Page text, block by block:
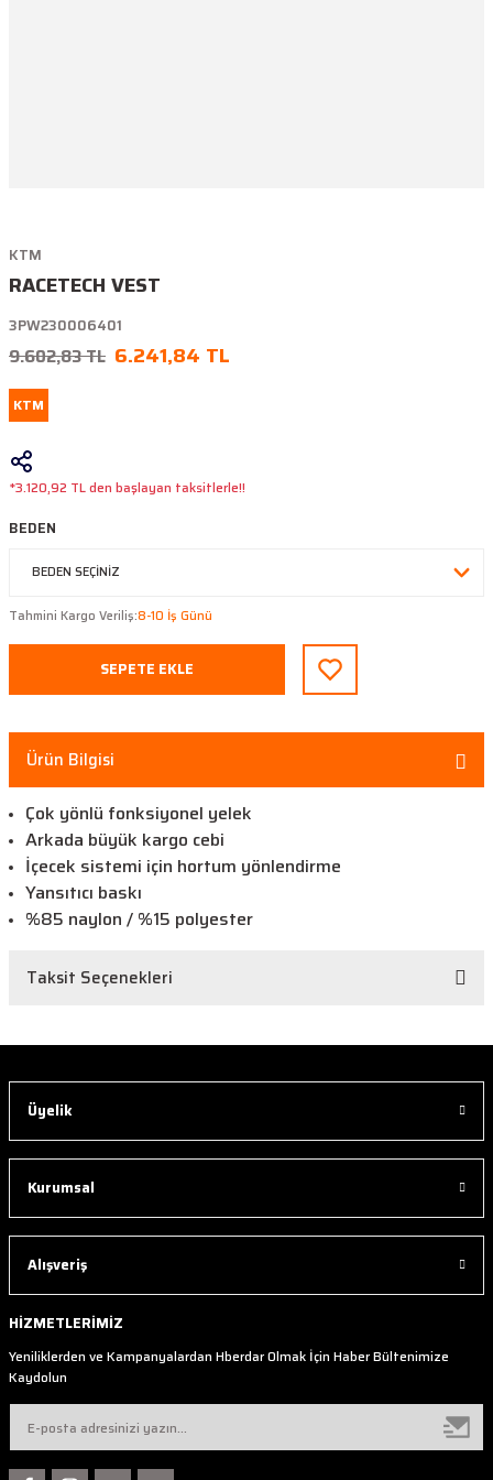
KTM
RACETECH VEST
3PW230006401
9.602,83 TL 6.241,84 TL
KTM
*3.120,92 TL den başlayan taksitlerle!!
BEDEN
Tahmini Kargo Veriliş:8-10 İş Günü
SEPETE EKLE
Ürün Bilgisi
Çok yönlü fonksiyonel yelek
Arkada büyük kargo cebi
İçecek sistemi için hortum yönlendirme
Yansıtıcı baskı
%85 naylon / %15 polyester
Taksit Seçenekleri
Üyelik
Kurumsal
Alışveriş
HİZMETLERİMİZ
Yeniliklerden ve Kampanyalardan Hberdar Olmak İçin Haber Bültenimize
Kaydolun